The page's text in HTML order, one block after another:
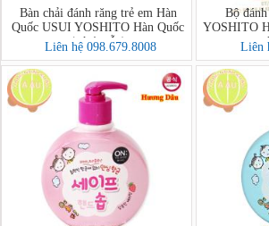
Bàn chải đánh răng trẻ em Hàn
Quốc USUI YOSHITO Hàn Quốc
(có 4 mẫu)
Liên hệ 098.679.8008
Bộ
YOSHITO
Liên